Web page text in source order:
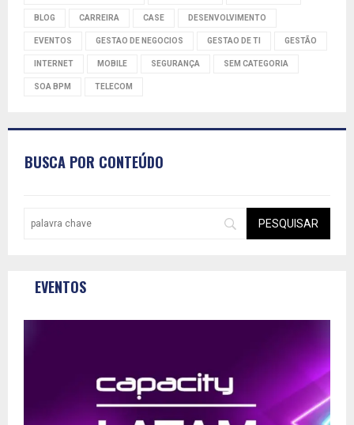
BLOG CARREIRA CASE DESENVOLVIMENTO
EVENTOS GESTAO DE NEGOCIOS GESTAO DE TI GESTÃO
INTERNET MOBILE SEGURANÇA SEM CATEGORIA
SOA BPM TELECOM
BUSCA POR CONTEÚDO
EVENTOS